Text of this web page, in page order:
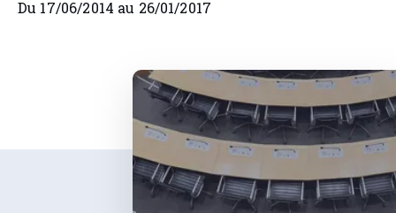
Du 17/06/2014 au 26/01/2017